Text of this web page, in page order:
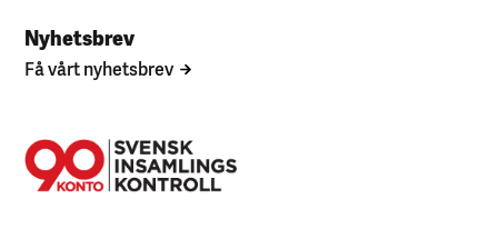
Nyhetsbrev
Få vårt nyhetsbrev